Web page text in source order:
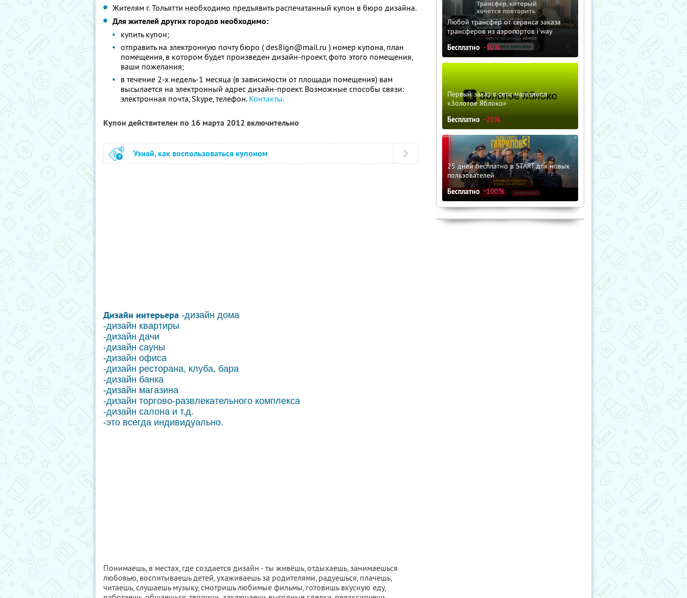
Жителям г. Тольятти необходимо предъявить распечатанный купон в бюро дизайна.
Для жителей других городов необходимо:
купить купон;
отправить на электронную почту бюро ( des8ign@mail.ru ) номер купона, план
помещения, в котором будет произведен дизайн-проект, фото этого помещения,
ваши пожелания;
в течение 2-х недель-1 месяца (в зависимости от площади помещения) вам
высылается на электронный адрес дизайн-проект. Возможные способы связи:
электронная почта, Skype, телефон.Контакты.
Купон действителен по 16 марта 2012 включительно
Узнай, как воспользоваться купоном
Дизайн интерьера -дизайн дома
-дизайн квартиры
-дизайн дачи
-дизайн сауны
-дизайн офиса
-дизайн ресторана, клуба, бара
-дизайн банка
-дизайн магазина
-дизайн торгово-развлекательного комплекса
-дизайн салона и т.д.
-это всегда индивидуально.
Понимаешь, в местах, где создается дизайн - ты живёшь, отдыхаешь, занимаешься
любовью, воспитываешь детей, ухаживаешь за родителями, радуешься, плачешь,
читаешь, слушаешь музыку, смотришь любимые фильмы, готовишь вкусную еду,
Любой трансфер от сервиса заказа
трансферов из аэропортов i'way
Бесплатно -10%
Первый заказ в сети магазинов
«Золотое Яблоко»
Бесплатно -20%
25 дней бесплатно в START для новых
пользователей
Бесплатно -100%